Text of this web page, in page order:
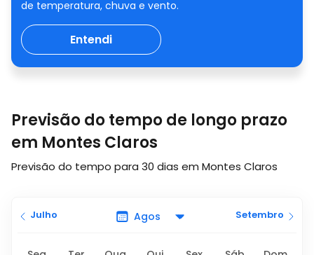
de temperatura, chuva e vento.
Entendi
Previsão do tempo de longo prazo
em Montes Claros
Previsão do tempo para 30 dias em Montes Claros
Julho Setembro